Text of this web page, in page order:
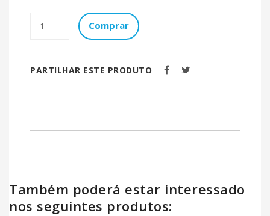
Comprar
PARTILHAR ESTE PRODUTO
Também poderá estar interessado
nos seguintes produtos: